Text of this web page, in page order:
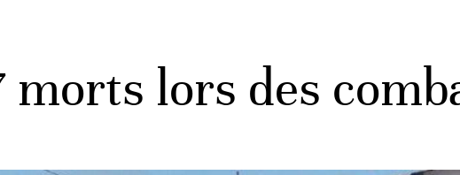
lors des